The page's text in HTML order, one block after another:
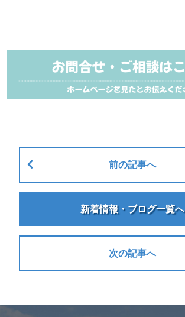
前の記事へ
新着情報・ブログ一覧へ
次の記事へ